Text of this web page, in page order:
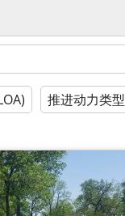
推进动力类型